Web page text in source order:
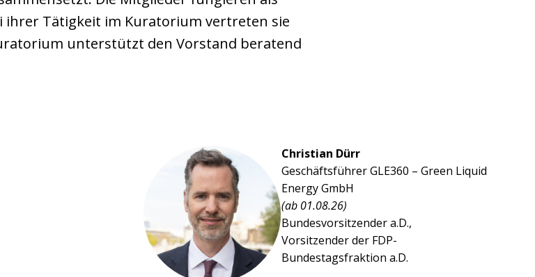
ihrer Tätigkeit im Kuratorium vertreten sie
unterstützt den Vorstand beratend
Christian Dürr
Geschäftsführer GLE360 – Green Liquid
Energy GmbH
(ab 01.08.26)
Bundesvorsitzender a.D.,
Vorsitzender der FDP-
Bundestagsfraktion a.D.